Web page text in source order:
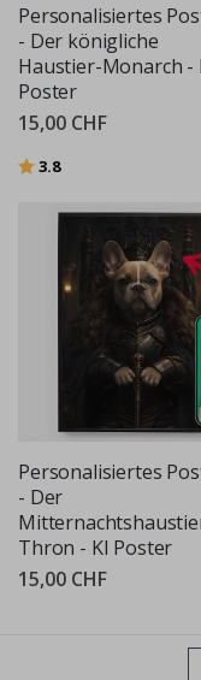
Personalisiertes
- Der königliche
Haustier-Monarch -
Poster
15,00 CHF
Bewertung:
3.8von 5 Sternen
Personalisiertes
- Der
Thron - KI Poster
15,00 CHF